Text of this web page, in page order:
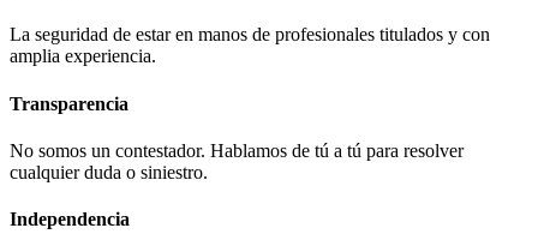
La seguridad de estar en manos de profesionales titulados y con
amplia experiencia.
Transparencia
No somos un contestador. Hablamos de tú a tú para resolver
cualquier duda o siniestro.
Independencia